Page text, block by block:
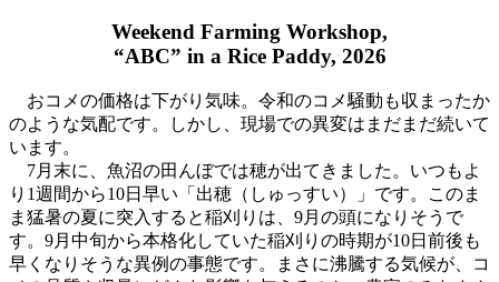
Weekend Farming Workshop,
“ABC” in a Rice Paddy, 2026
おコメの価格は下がり気味。令和のコメ騒動も収まったか
のような気配です。しかし、現場での異変はまだまだ続いて
います。
7月末に、魚沼の田んぼでは穂が出てきました。いつもよ
り1週間から10日早い「出穂（しゅっすい）」です。このま
ま猛暑の夏に突入すると稲刈りは、9月の頭になりそうで
す。9月中旬から本格化していた稲刈りの時期が10日前後も
早くなりそうな異例の事態です。まさに沸騰する気候が、コ